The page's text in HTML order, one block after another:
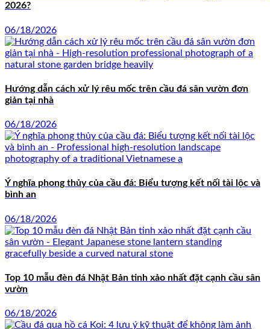
2026?
06/18/2026
Hướng dẫn cách xử lý rêu mốc trên cầu đá sân vườn đơn
giản tại nhà
06/18/2026
Ý nghĩa phong thủy của cầu đá: Biểu tượng kết nối tài lộc và
bình an
06/18/2026
Top 10 mẫu đèn đá Nhật Bản tinh xảo nhất đặt cạnh cầu sân
vườn
06/18/2026